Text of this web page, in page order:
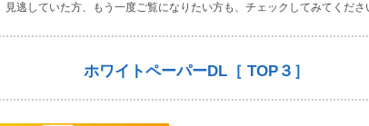
見逃していた方、もう一度ご覧になりたい方も、チェックしてみてくださ
ホワイトペーパーDL［ TOP３］